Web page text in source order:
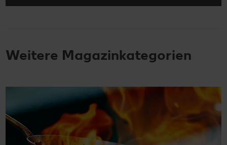
Weitere Magazinkategorien